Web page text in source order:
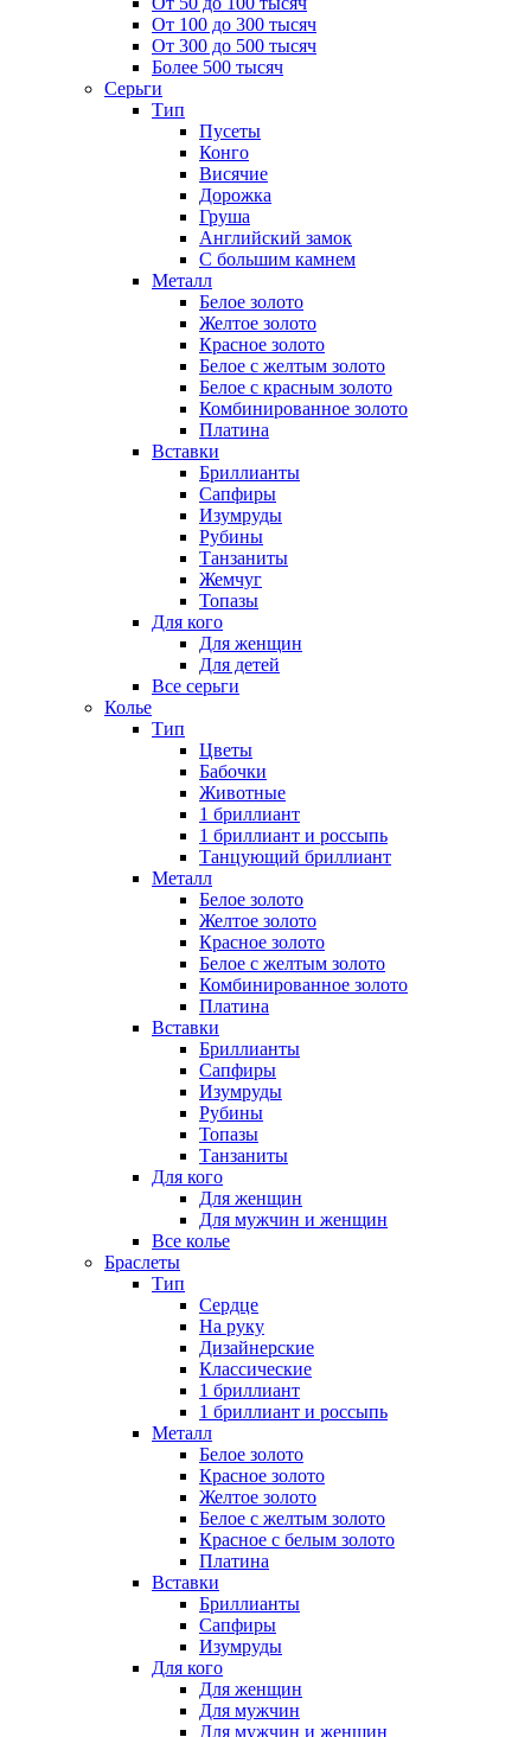
От 100 до 300 тысяч
От 300 до 500 тысяч
Более 500 тысяч
Серьги
Тип
Пусеты
Конго
Висячие
Дорожка
Груша
Английский замок
С большим камнем
Металл
Белое золото
Желтое золото
Красное золото
Белое с желтым золото
Белое с красным золото
Комбинированное золото
Платина
Вставки
Бриллианты
Сапфиры
Изумруды
Рубины
Танзаниты
Жемчуг
Топазы
Для кого
Для женщин
Для детей
Все серьги
Колье
Тип
Цветы
Бабочки
Животные
1 бриллиант
1 бриллиант и россыпь
Танцующий бриллиант
Металл
Белое золото
Желтое золото
Красное золото
Белое с желтым золото
Комбинированное золото
Платина
Вставки
Бриллианты
Сапфиры
Изумруды
Рубины
Топазы
Танзаниты
Для кого
Для женщин
Для мужчин и женщин
Все колье
Браслеты
Тип
Сердце
На руку
Дизайнерские
Классические
1 бриллиант
1 бриллиант и россыпь
Металл
Белое золото
Красное золото
Желтое золото
Белое с желтым золото
Красное с белым золото
Платина
Вставки
Бриллианты
Сапфиры
Изумруды
Для кого
Для женщин
Для мужчин
Для мужчин и женщин